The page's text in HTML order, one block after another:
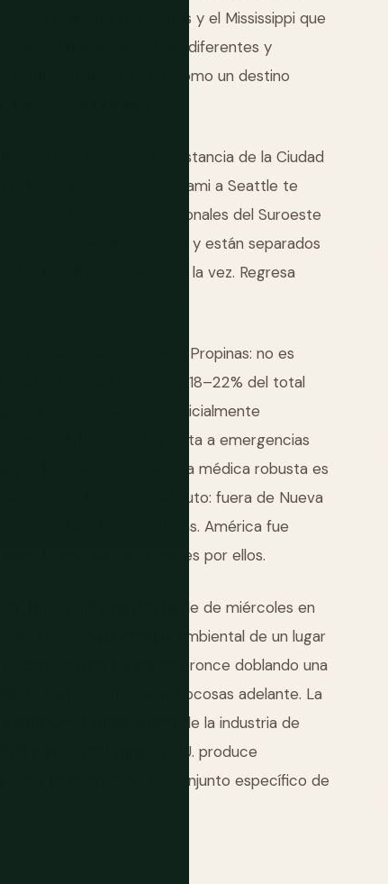
La California que visitas y el Mississippi que
culturas de comida diferentes y
Tratar a EE.UU. como un destino
partes son el punto.
es la escala. La distancia de la Ciudad
Estambul. Conducir de Miami a Seattle te
Los parques nacionales del Suroeste
individualmente enormes y están separados
Planifica una región a la vez. Regresa
primer viaje americano. Propinas: no es
del salario del mesero, y 18–22% del total
de maneras que inicialmente
de salud. Una visita a emergencias
de viaje con cobertura médica robusta es
abordar tu vuelo. Y el auto: fuera de Nueva
caminables, lo necesitarás. América fue
solo son alcanzables por ellos.
Nueva York en una tarde de miércoles en
asuntos con la energía ambiental de un lugar
con una banda de bronce doblando una
sin otros autos y las Rocosas adelante. La
amabilidad interpretada de la industria de
piensas del lugar. EE.UU. produce
Solo también tiene un conjunto específico de